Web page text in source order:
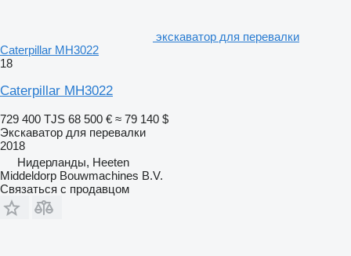
экскаватор для перевалки
Caterpillar MH3022
18
Caterpillar MH3022
729 400 TJS 68 500 € ≈ 79 140 $
Экскаватор для перевалки
2018
Нидерланды, Heeten
Middeldorp Bouwmachines B.V.
Связаться с продавцом